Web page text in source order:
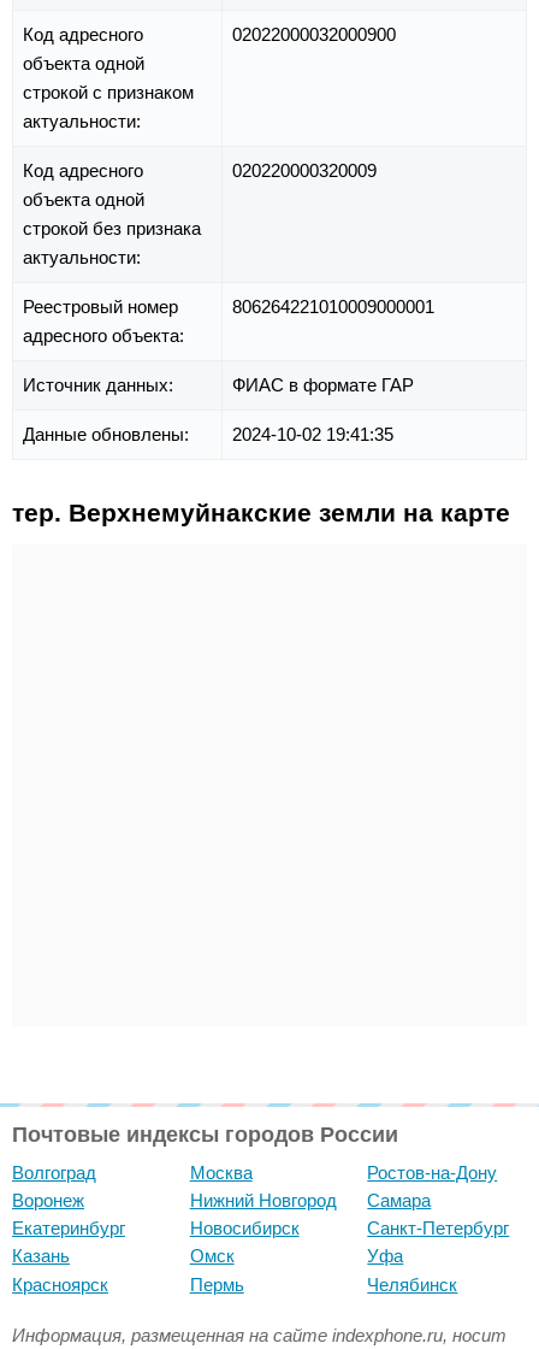
Код адресного
объекта одной
строкой с признаком
актуальности:
02022000032000900
Код адресного
объекта одной
строкой без признака
актуальности:
020220000320009
Реестровый номер
адресного объекта:
806264221010009000001
Источник данных: ФИАС в формате ГАР
Данные обновлены: 2024-10-02 19:41:35
тер. Верхнемуйнакские земли на карте
Почтовые индексы городов России
Волгоград
Воронеж
Екатеринбург
Казань
Красноярск
Москва
Нижний Новгород
Новосибирск
Омск
Пермь
Ростов-на-Дону
Самара
Санкт-Петербург
Уфа
Челябинск
Информация, размещенная на сайте indexphone.ru, носит